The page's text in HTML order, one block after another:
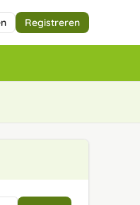
Registreren